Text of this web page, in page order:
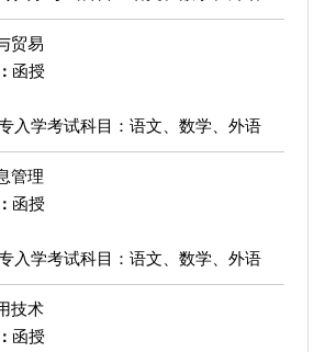
贸易
函授
入学考试科目：语文、数学、外语
管理
函授
入学考试科目：语文、数学、外语
技术
函授